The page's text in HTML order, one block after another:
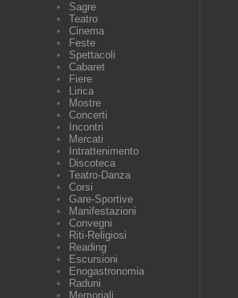
Sagre
Teatro
Cinema
Feste
Spettacoli
Cabaret
Fiere
Lirica
Mostre
Concerti
Incontri
Mercati
Intrattenimento
Discoteca
Teatro-Danza
Corsi
Gare-Sportive
Manifestazioni
Convegni
Riti-Religiosi
Reading
Escursioni
Enogastronomia
Raduni
Memoriali